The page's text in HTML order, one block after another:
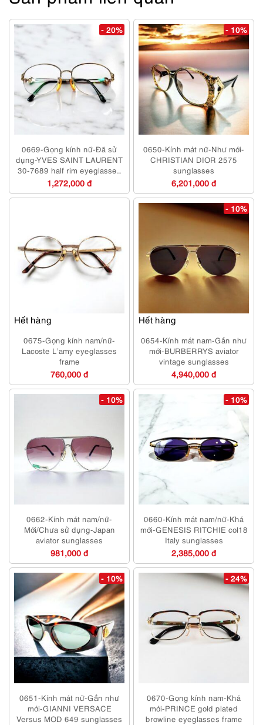
- 20%
0669-Gọng kính nữ-Đã sử
dụng-YVES SAINT LAURENT
30-7689 half rim eyeglasses
frame
1,272,000 đ
- 10%
0650-Kính mát nữ-Như mới-
CHRISTIAN DIOR 2575
sunglasses
6,201,000 đ
Hết hàng
0675-Gọng kính nam/nữ-
Lacoste L’amy eyeglasses
frame
760,000 đ
Hết hàng
- 10%
0654-Kính mát nam-Gần như
mới-BURBERRYS aviator
vintage sunglasses
4,940,000 đ
- 10%
0662-Kính mát nam/nữ-
Mới/Chưa sử dụng-Japan
aviator sunglasses
981,000 đ
- 10%
0660-Kính mát nam/nữ-Khá
mới-GENESIS RITCHIE col18
Italy sunglasses
2,385,000 đ
- 10%
0651-Kính mát nữ-Gần như
mới-GIANNI VERSACE
Versus MOD 649 sunglasses
- 24%
0670-Gọng kính nam-Khá
mới-PRINCE gold plated
browline eyeglasses frame